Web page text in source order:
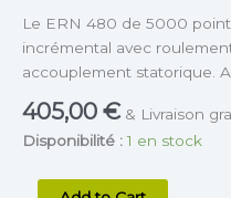
Le ERN 480 de 5000
incrémental avec
accouplement statorique.
405,00 € & Livraison
Disponibilité : 1 en stock